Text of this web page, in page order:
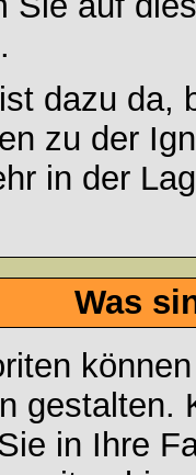
dazu da,
zu der
in der
Was
in Ihre